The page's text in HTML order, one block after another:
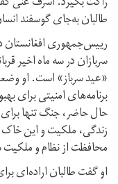
طالبان به‌جای گوسفند
رییس‌جمهوری افغانستان
سربازان در سه ماه اخیر
«عید سرباز» است. او
برنامه‌های امنیتی برای
حال حاضر، جنگ تنها
زندگی، ملکیت و این
محافظت از نظام و
او گفت طالبان اراده‌ای